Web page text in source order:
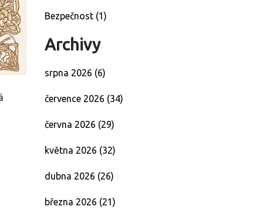
Bezpečnost (1)
Archivy
srpna 2026 (6)
července 2026 (34)
června 2026 (29)
května 2026 (32)
dubna 2026 (26)
března 2026 (21)